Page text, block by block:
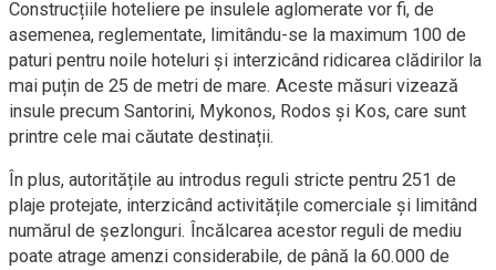
Construcțiile hoteliere pe insulele aglomerate vor fi, de
asemenea, reglementate, limitându-se la maximum 100 de
paturi pentru noile hoteluri și interzicând ridicarea clădirilor la
mai puțin de 25 de metri de mare. Aceste măsuri vizează
insule precum Santorini, Mykonos, Rodos și Kos, care sunt
printre cele mai căutate destinații.
În plus, autoritățile au introdus reguli stricte pentru 251 de
plaje protejate, interzicând activitățile comerciale și limitând
numărul de șezlonguri. Încălcarea acestor reguli de mediu
poate atrage amenzi considerabile, de până la 60.000 de